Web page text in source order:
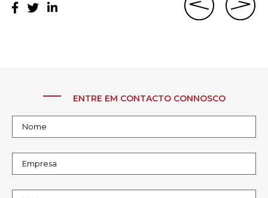
ENTRE EM CONTACTO CONNOSCO